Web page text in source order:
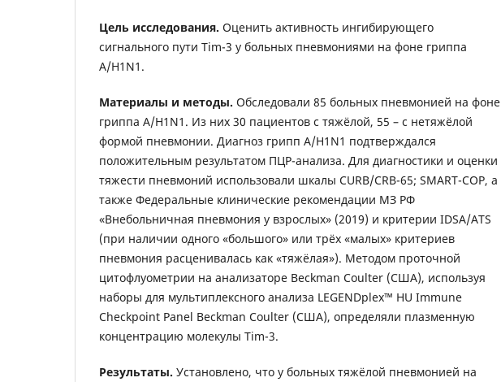
Цель исследования. Оценить активность ингибирующего
сигнального пути Tim-3 у больных пневмониями на фоне гриппа
A/H1N1.
Материалы и методы. Обследовали 85 больных пневмонией на фоне
гриппа A/H1N1. Из них 30 пациентов с тяжёлой, 55 – с нетяжёлой
формой пневмонии. Диагноз грипп A/H1N1 подтверждался
положительным результатом ПЦР-анализа. Для диагностики и оценки
тяжести пневмоний использовали шкалы CURB/CRB-65; SMART-COP, а
также Федеральные клинические рекомендации МЗ РФ
«Внебольничная пневмония у взрослых» (2019) и критерии IDSA/ATS
(при наличии одного «большого» или трёх «малых» критериев
пневмония расценивалась как «тяжёлая»). Методом проточной
цитофлуометрии на анализаторе Beckman Coulter (США), используя
наборы для мультиплексного анализа LEGENDplex™ HU Immune
Checkpoint Panel Beckman Coulter (США), определяли плазменную
концентрацию молекулы Tim-3.
Результаты. Установлено, что у больных тяжёлой пневмонией на